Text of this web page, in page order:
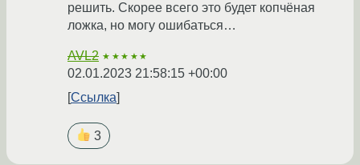
решить. Скорее всего это будет копчёная
ложка, но могу ошибаться…
AVL2 ★★★★★
02.01.2023 21:58:15 +00:00
Ссылка
3